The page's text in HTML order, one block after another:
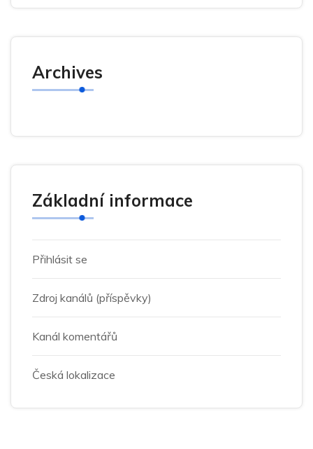
Archives
Základní informace
Přihlásit se
Zdroj kanálů (příspěvky)
Kanál komentářů
Česká lokalizace